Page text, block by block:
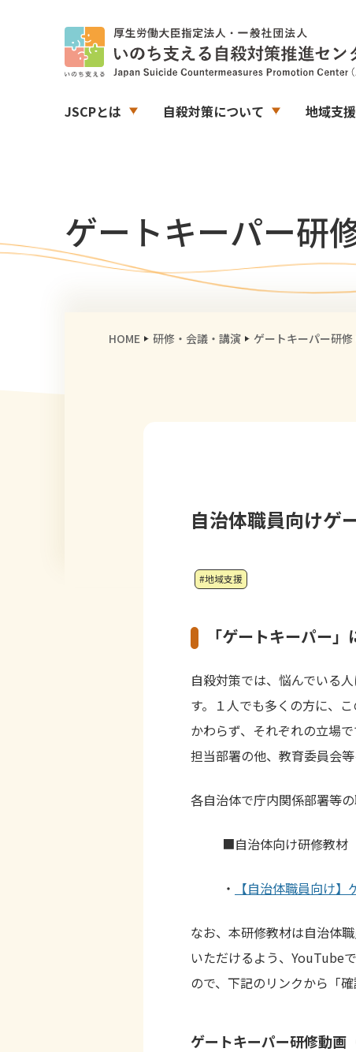
JSCPとは 自殺対策について 地域支援
ゲートキーパー研
HOME 研修・会議・講演 ゲートキーパー研修
自治体職員向けゲ
#地域支援
「ゲートキーパー」
自殺対策では、悩んでいる
す。１人でも多くの方に、
かわらず、それぞれの立場
担当部署の他、教育委員会
各自治体で庁内関係部署等
■自治体向け研修教材
・ 【自治体職員向け
なお、本研修教材は自治体
いただけるよう、YouTube
ので、下記のリンクから「
ゲートキーパー研修動画